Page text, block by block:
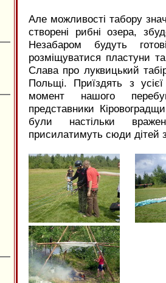
Але можливості табору
створені рибні озера,
Незабаром будуть
розміщуватися пластуни
Слава про луквицький
Польщі. Приїздять з
момент нашого
представники
були настільки
присилатимуть сюди дітей